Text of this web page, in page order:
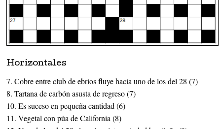
Horizontales
7. Cobre entre club de ebrios fluye hacia uno de los del 28 (7)
8. Tartana de carbón asusta de regreso (7)
10. Es suceso en pequeña cantidad (6)
11. Vegetal con púa de California (8)